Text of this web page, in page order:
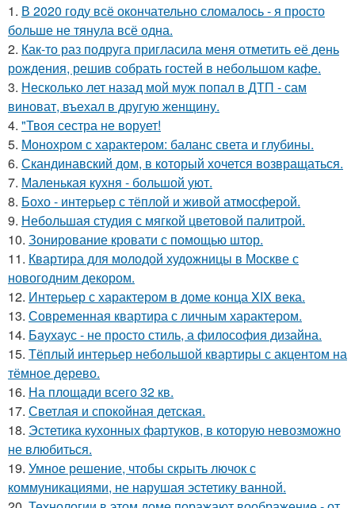
1. В 2020 году всё окончательно сломалось - я просто
больше не тянула всё одна.
2. Как-то раз подруга пригласила меня отметить её день
рождения, решив собрать гостей в небольшом кафе.
3. Несколько лет назад мой муж попал в ДТП - сам
виноват, въехал в другую женщину.
4. "Твоя сестра не ворует!
5. Монохром с характером: баланс света и глубины.
6. Скандинавский дом, в который хочется возвращаться.
7. Маленькая кухня - большой уют.
8. Бохо - интерьер с тёплой и живой атмосферой.
9. Небольшая студия с мягкой цветовой палитрой.
10. Зонирование кровати с помощью штор.
11. Квартира для молодой художницы в Москве с
новогодним декором.
12. Интерьер с характером в доме конца XIX века.
13. Современная квартира с личным характером.
14. Баухаус - не просто стиль, а философия дизайна.
15. Тёплый интерьер небольшой квартиры с акцентом на
тёмное дерево.
16. На площади всего 32 кв.
17. Светлая и спокойная детская.
18. Эстетика кухонных фартуков, в которую невозможно
не влюбиться.
19. Умное решение, чтобы скрыть лючок с
коммуникациями, не нарушая эстетику ванной.